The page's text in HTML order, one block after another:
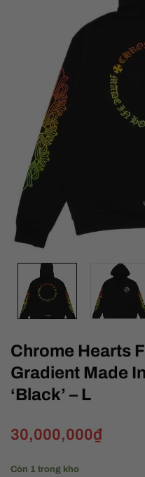
Chrome Hearts
Gradient Made
‘Black’ – L
30,000,000₫
Còn 1 trong kho